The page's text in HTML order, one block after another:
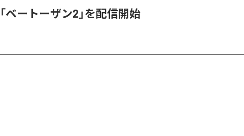
ベートーザン2」を配信開始